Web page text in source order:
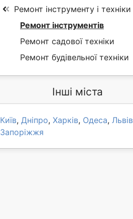
Ремонт інструменту і техніки
Ремонт інструментів
Ремонт садової техніки
Ремонт будівельної техніки
Інші міста
Київ, Дніпро, Харків, Одеса, Львів
Запоріжжя